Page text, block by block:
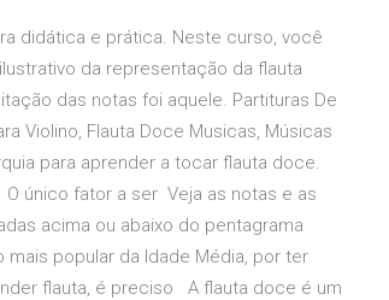
didática e prática. Neste curso, você
da representação da flauta
das notas foi aquele. Partituras De
Violino, Flauta Doce Musicas, Músicas
para aprender a tocar flauta doce.
único fator a ser Veja as notas e as
acima ou abaixo do pentagrama
popular da Idade Média, por ter
flauta, é preciso A flauta doce é um